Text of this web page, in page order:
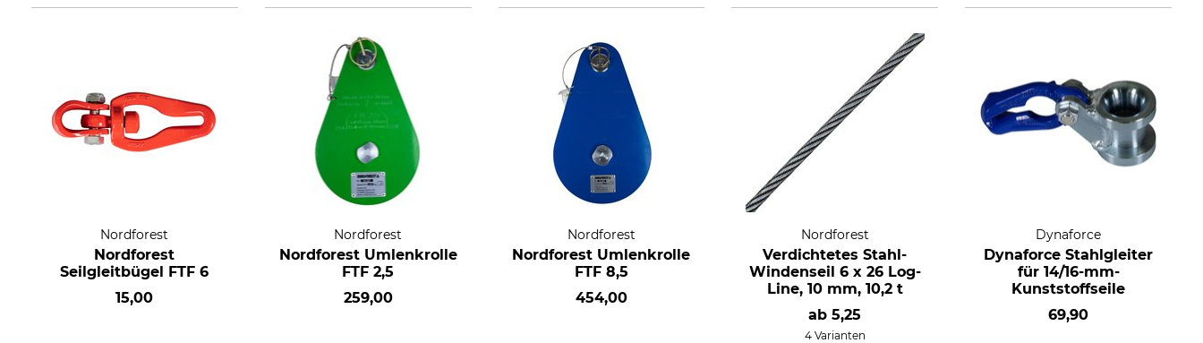
Nordforest
Nordforest
Seilgleitbügel FTF 6
15,00
Nordforest
Nordforest Umlenkrolle
FTF 2,5
259,00
Nordforest
Nordforest Umlenkrolle
FTF 8,5
454,00
Nordforest
Verdichtetes Stahl-
Windenseil 6 x 26 Log-
Line, 10 mm, 10,2 t
ab5,25
4 Varianten
Dynaforce
Dynaforce Stahlgleiter
für 14/16-mm-
Kunststoffseile
69,90